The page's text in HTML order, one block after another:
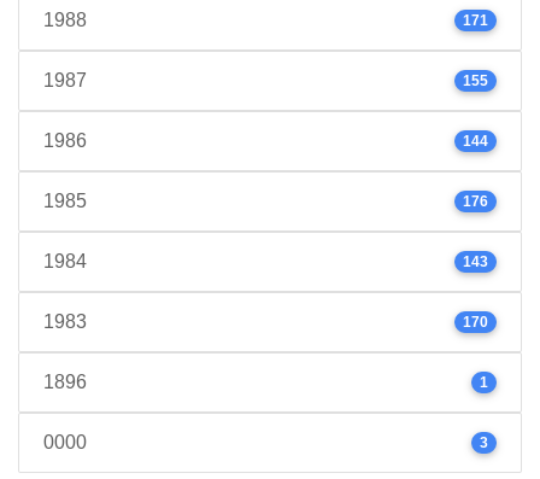
1988 171
1987 155
1986 144
1985 176
1984 143
1983 170
1896 1
0000 3